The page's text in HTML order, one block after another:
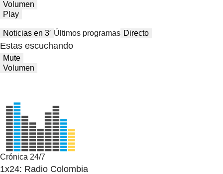
Volumen
Play
Noticias en 3′ Últimos programas Directo
Estas escuchando
Mute
Volumen
Crónica 24/7
1x24: Radio Colombia